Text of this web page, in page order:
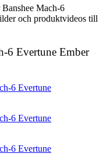
Mach-6
och produktvideos till
6 Evertune Ember